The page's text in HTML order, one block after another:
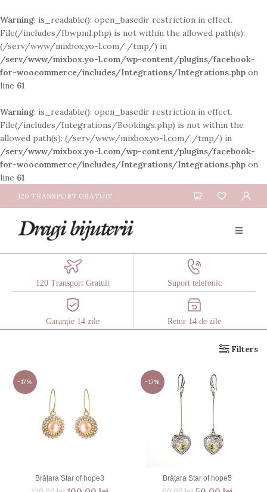
Warning: is_readable(): open_basedir restriction in effect.
File(/includes/fbwpml.php) is not within the allowed path(s):
(/serv/www/mixbox.yo-l.com/:/tmp/) in
/serv/www/mixbox.yo-l.com/wp-content/plugins/facebook-
for-woocommerce/includes/Integrations/Integrations.php on
line 61
Warning: is_readable(): open_basedir restriction in effect.
File(/includes/Integrations/Bookings.php) is not within the
allowed path(s): (/serv/www/mixbox.yo-l.com/:/tmp/) in
/serv/www/mixbox.yo-l.com/wp-content/plugins/facebook-
for-woocommerce/includes/Integrations/Integrations.php on
line 61
120 TRANSPORT GRATUIT
120 Transport Gratuit Suport telefonic
Garanție 14 zile Retur 14 de zile
Filters
-17%
Brățara Star of hope3
-17%
Brățara Star of hope5